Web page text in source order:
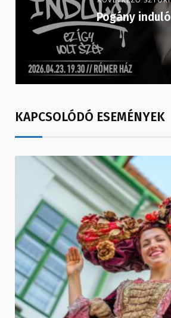
Pogány induló
KAPCSOLÓDÓ ESEMÉNYEK